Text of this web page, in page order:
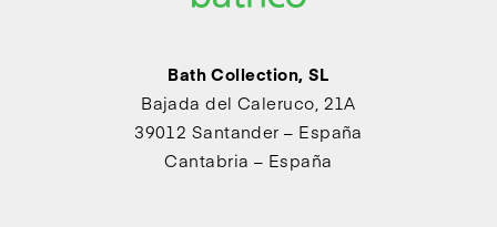
Bath Collection, SL
Bajada del Caleruco, 21A
39012 Santander – España
Cantabria – España